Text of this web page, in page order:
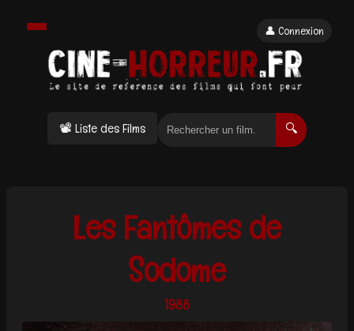
📽 Liste des Films 🔍
👤 Connexion
Les Fantômes de
Sodome
1988